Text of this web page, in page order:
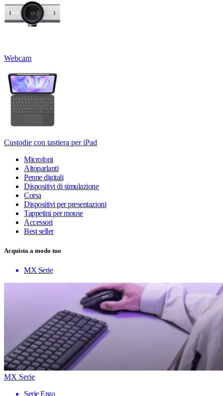
Webcam
Custodie con tastiera per iPad
Microfoni
Altoparlanti
Penne digitali
Dispositivi di simulazione
Corsa
Dispositivi per presentazioni
Tappetini per mouse
Accessori
Best seller
Acquista a modo tuo
MX Serie
MX Serie
Serie Ergo